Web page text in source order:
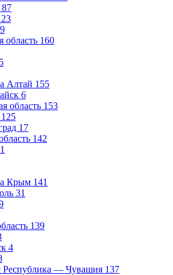
87
23
9
область 160
5
Алтай 155
6
область 153
125
17
142
Крым 141
31
139
4
Республика — Чувашия 137